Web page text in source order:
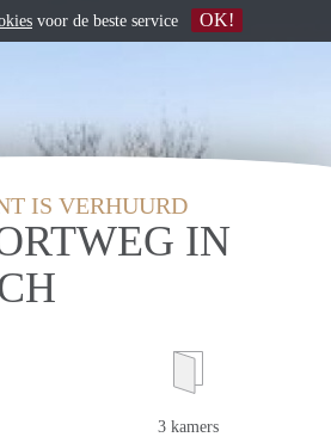
IS VERHUURD
IN
3 kamers
voor de beste service OK!